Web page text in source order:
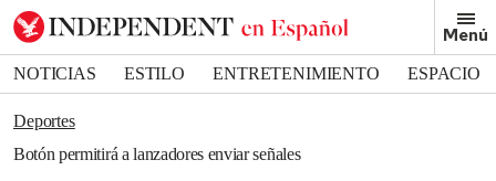
Menú
NOTICIAS ESTILO ENTRETENIMIENTO
ESPACIO
DEPORTES
Deportes
Botón permitirá a lanzadores enviar señales
Bookmark popover
Removed from bookmarks
Close popover